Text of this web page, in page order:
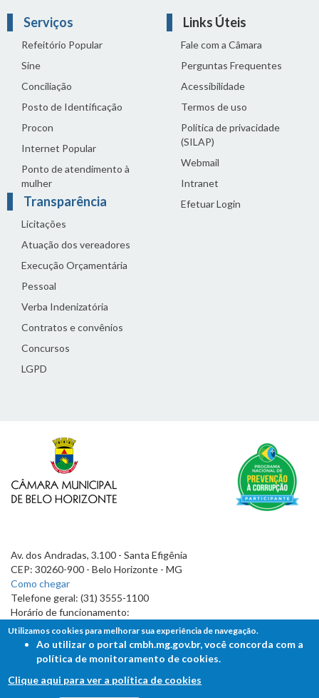
Serviços
Refeitório Popular
Sine
Conciliação
Posto de Identificação
Procon
Internet Popular
Ponto de atendimento à
mulher
Transparência
Licitações
Atuação dos vereadores
Execução Orçamentária
Pessoal
Verba Indenizatória
Contratos e convênios
Concursos
LGPD
Links Úteis
Fale com a Câmara
Perguntas Frequentes
Acessibilidade
Termos de uso
Política de privacidade
(SILAP)
Webmail
Intranet
Efetuar Login
Av. dos Andradas, 3.100 - Santa Efigênia
CEP: 30260-900 - Belo Horizonte - MG
Como chegar
Telefone geral: (31) 3555-1100
Horário de funcionamento:
7h às 19h
Utilizamos cookies para melhorar sua experiência de navegação.
Ao utilizar o portal cmbh.mg.gov.br, você concorda com a
política de monitoramento de cookies.
Clique aqui para ver a política de cookies